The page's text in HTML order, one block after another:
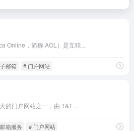
Online，简称 AOL）是互联...
邮箱 # 门户网站
的门户网站之一，由 1&1 ...
箱服务 # 门户网站